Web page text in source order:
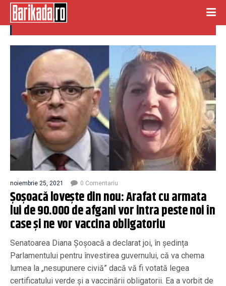
armata afgani
noiembrie 25, 2021 0 Comentariu
Șoșoacă lovește din nou: Arafat cu armata
lui de 90.000 de afgani vor intra peste noi în
case și ne vor vaccina obligatoriu
Senatoarea Diana Șoșoacă a declarat joi, în ședința
Parlamentului pentru învestirea guvernului, că va chema
lumea la „nesupunere civiă” dacă vă fi votată legea
certificatului verde și a vaccinării obligatorii. Ea a vorbit de